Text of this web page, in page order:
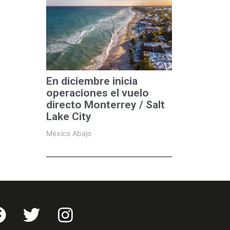
En diciembre inicia
operaciones el vuelo
directo Monterrey / Salt
Lake City
México Abajo